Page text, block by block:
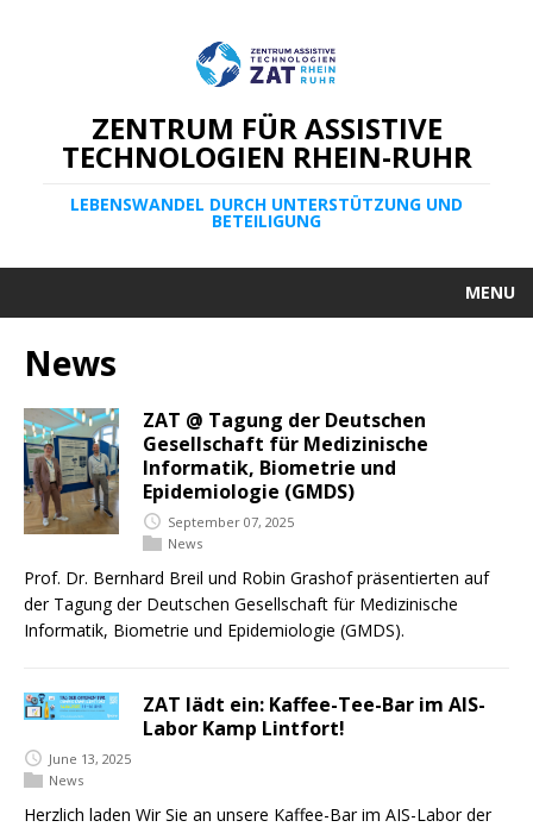
ZENTRUM FÜR ASSISTIVE
TECHNOLOGIEN RHEIN-RUHR
LEBENSWANDEL DURCH UNTERSTÜTZUNG UND
BETEILIGUNG
MENU
News
ZAT @ Tagung der Deutschen
Gesellschaft für Medizinische
Informatik, Biometrie und
Epidemiologie (GMDS)
September 07, 2025
News
Prof. Dr. Bernhard Breil und Robin Grashof präsentierten auf
der Tagung der Deutschen Gesellschaft für Medizinische
Informatik, Biometrie und Epidemiologie (GMDS).
ZAT lädt ein: Kaffee-Tee-Bar im AIS-
Labor Kamp Lintfort!
June 13, 2025
News
Herzlich laden Wir Sie an unsere Kaffee-Bar im AIS-Labor der